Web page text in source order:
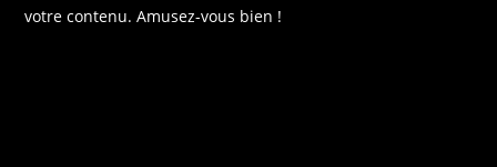
votre contenu. Amusez-vous bien !